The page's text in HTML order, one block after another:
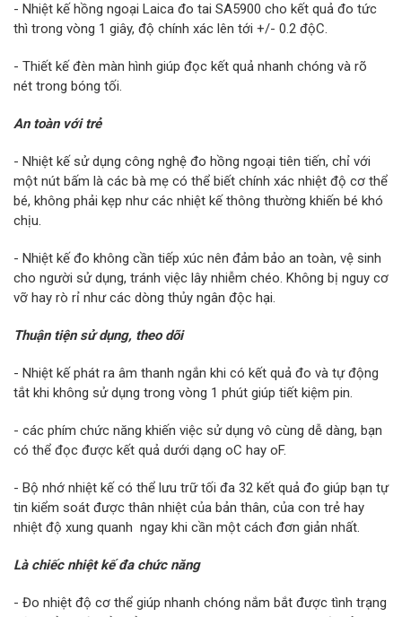
- Nhiệt kế hồng ngoại Laica đo tai SA5900 cho kết quả đo tức
thì trong vòng 1 giây, độ chính xác lên tới +/- 0.2 độC.
- Thiết kế đèn màn hình giúp đọc kết quả nhanh chóng và rõ
nét trong bóng tối.
An toàn với trẻ
- Nhiệt kế sử dụng công nghệ đo hồng ngoại tiên tiến, chỉ với
một nút bấm là các bà mẹ có thể biết chính xác nhiệt độ cơ thể
bé, không phải kẹp như các nhiệt kế thông thường khiến bé khó
chịu.
- Nhiệt kế đo không cần tiếp xúc nên đảm bảo an toàn, vệ sinh
cho người sử dụng, tránh việc lây nhiễm chéo. Không bị nguy cơ
vỡ hay rò rỉ như các dòng thủy ngân độc hại.
Thuận tiện sử dụng, theo dõi
- Nhiệt kế phát ra âm thanh ngắn khi có kết quả đo và tự động
tắt khi không sử dụng trong vòng 1 phút giúp tiết kiệm pin.
- các phím chức năng khiến việc sử dụng vô cùng dễ dàng, bạn
có thể đọc được kết quả dưới dạng oC hay oF.
- Bộ nhớ nhiệt kế có thể lưu trữ tối đa 32 kết quả đo giúp bạn tự
tin kiểm soát được thân nhiệt của bản thân, của con trẻ hay
nhiệt độ xung quanh ngay khi cần một cách đơn giản nhất.
Là chiếc nhiệt kế đa chức năng
- Đo nhiệt độ cơ thể giúp nhanh chóng nắm bắt được tình trạng